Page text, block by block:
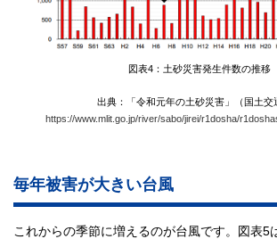
図表4：土砂災害発生件数の推移
出典：「令和元年の土砂災害」（国土交
https://www.mlit.go.jp/river/sabo/jirei/r1dosha/
毎年被害が大きい台風
これからの季節に増えるのが台風です。図表5